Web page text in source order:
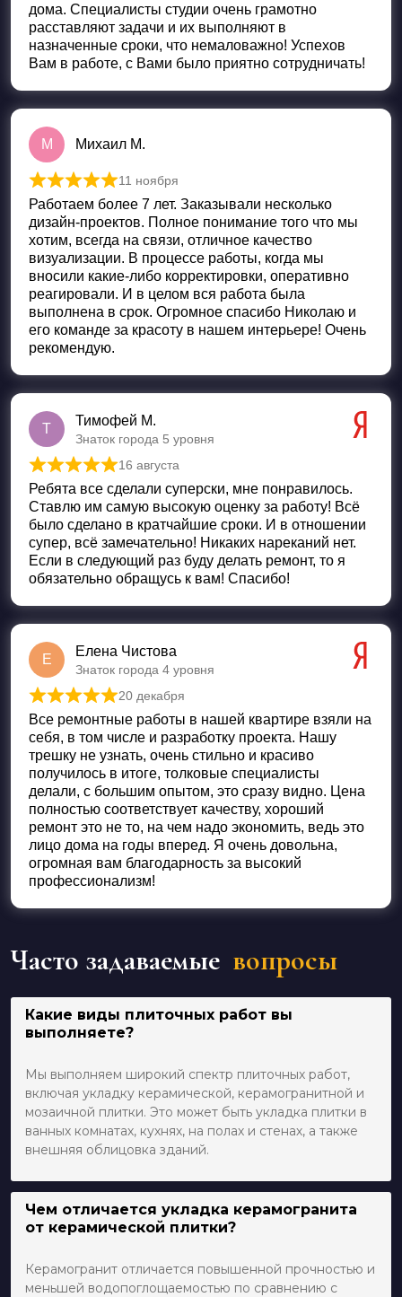
дома. Специалисты студии очень грамотно
расставляют задачи и их выполняют в
назначенные сроки, что немаловажно! Успехов
Вам в работе, с Вами было приятно сотрудничать!
М Михаил М.
Оценка5 из 5
11 ноября
Работаем более 7 лет. Заказывали несколько
дизайн-проектов. Полное понимание того что мы
хотим, всегда на связи, отличное качество
визуализации. В процессе работы, когда мы
вносили какие-либо корректировки, оперативно
реагировали. И в целом вся работа была
выполнена в срок. Огромное спасибо Николаю и
его команде за красоту в нашем интерьере! Очень
рекомендую.
Т
Тимофей М.
Знаток города 5 уровня
Оценка5 из 5
16 августа
Ребята все сделали суперски, мне понравилось.
Ставлю им самую высокую оценку за работу! Всё
было сделано в кратчайшие сроки. И в отношении
супер, всё замечательно! Никаких нареканий нет.
Если в следующий раз буду делать ремонт, то я
обязательно обращусь к вам! Спасибо!
Е
Елена Чистова
Знаток города 4 уровня
Оценка5 из 5
20 декабря
Все ремонтные работы в нашей квартире взяли на
себя, в том числе и разработку проекта. Нашу
трешку не узнать, очень стильно и красиво
получилось в итоге, толковые специалисты
делали, с большим опытом, это сразу видно. Цена
полностью соответствует качеству, хороший
ремонт это не то, на чем надо экономить, ведь это
лицо дома на годы вперед. Я очень довольна,
огромная вам благодарность за высокий
профессионализм!
Часто задаваемые вопросы
Какие виды плиточных работ вы
выполняете?
Мы выполняем широкий спектр плиточных работ,
включая укладку керамической, керамогранитной и
мозаичной плитки. Это может быть укладка плитки в
ванных комнатах, кухнях, на полах и стенах, а также
внешняя облицовка зданий.
Чем отличается укладка керамогранита
от керамической плитки?
Керамогранит отличается повышенной прочностью и
меньшей водопоглощаемостью по сравнению с